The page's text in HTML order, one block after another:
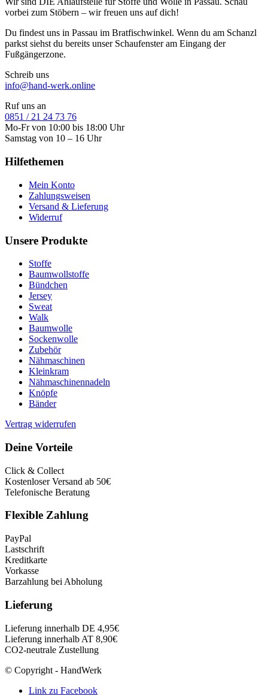
vorbei zum Stöbern – wir freuen uns auf dich!
Du findest uns in Passau im Bratfischwinkel. Wenn du am Schanzl
parkst siehst du bereits unser Schaufenster am Eingang der
Fußgängerzone.
Schreib uns
info@hand-werk.online
Ruf uns an
0851 / 21 24 73 76
Mo-Fr von 10:00 bis 18:00 Uhr
Samstag von 10 – 16 Uhr
Hilfethemen
Mein Konto
Zahlungsweisen
Versand & Lieferung
Widerruf
Unsere Produkte
Stoffe
Baumwollstoffe
Bündchen
Jersey
Sweat
Walk
Baumwolle
Sockenwolle
Zubehör
Nähmaschinen
Kleinkram
Nähmaschinennadeln
Knöpfe
Bänder
Vertrag widerrufen
Deine Vorteile
Click & Collect
Kostenloser Versand ab 50€
Telefonische Beratung
Flexible Zahlung
PayPal
Lastschrift
Kreditkarte
Vorkasse
Barzahlung bei Abholung
Lieferung
Lieferung innerhalb DE 4,95€
Lieferung innerhalb AT 8,90€
CO2-neutrale Zustellung
© Copyright - HandWerk
Link zu Facebook